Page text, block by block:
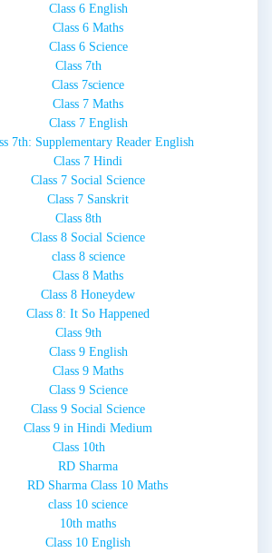
Class 6 English
Class 6 Maths
Class 6 Science
Class 7th
Class 7science
Class 7 Maths
Class 7 English
7th: Supplementary Reader English
Class 7 Hindi
Class 7 Social Science
Class 7 Sanskrit
Class 8th
Class 8 Social Science
class 8 science
Class 8 Maths
Class 8 Honeydew
Class 8: It So Happened
Class 9th
Class 9 English
Class 9 Maths
Class 9 Science
Class 9 Social Science
Class 9 in Hindi Medium
Class 10th
RD Sharma
RD Sharma Class 10 Maths
class 10 science
10th maths
Class 10 English